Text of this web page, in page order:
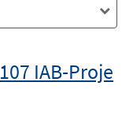
107 IAB-Proje